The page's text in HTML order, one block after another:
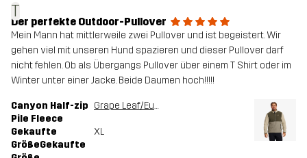
T
Der perfekte Outdoor-Pullover
Mein Mann hat mittlerweile zwei Pullover und ist begeistert. Wir
gehen viel mit unseren Hund spazieren und dieser Pullover darf
nicht fehlen. Ob als Übergangs Pullover über einem T Shirt oder im
Winter unter einer Jacke. Beide Daumen hoch!!!!!
Canyon Half-zip
Pile Fleece
Grape Leaf/Eucalyptus
Gekaufte
GrößeGekaufte
XL